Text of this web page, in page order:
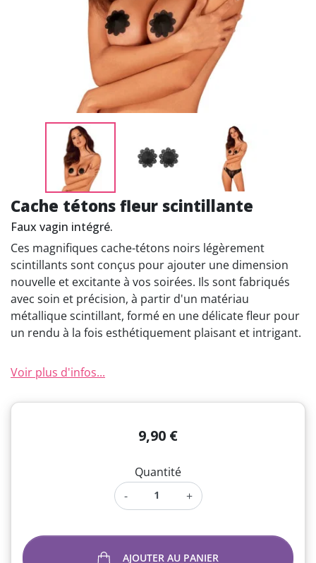
Cache tétons fleur scintillante
Faux vagin intégré.
Ces magnifiques cache-tétons noirs légèrement
scintillants sont conçus pour ajouter une dimension
nouvelle et excitante à vos soirées. Ils sont fabriqués
avec soin et précision, à partir d'un matériau
métallique scintillant, formé en une délicate fleur pour
un rendu à la fois esthétiquement plaisant et intrigant.
Voir plus d'infos...
9,90 €
Quantité
-
+
AJOUTER AU PANIER